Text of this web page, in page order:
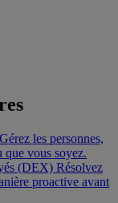
Gérez les personnes,
que vous soyez.
(DEX) Résolvez
proactive avant